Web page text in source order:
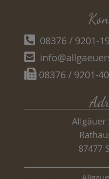
08376 / 9201-
08376 / 9201-40
Allgäuer
87477